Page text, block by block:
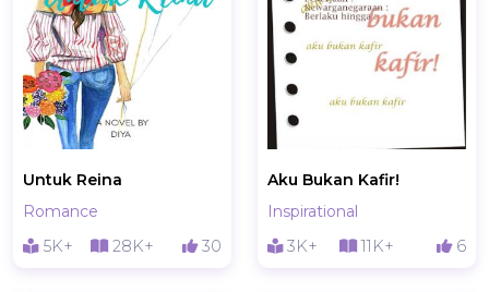
Untuk Reina
Romance
5K+
28K+ 30
Aku Bukan Kafir!
Inspirational
3K+
11K+ 6